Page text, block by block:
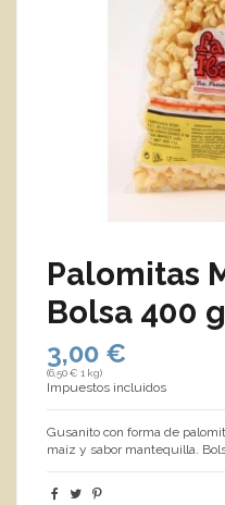
Palomitas
Bolsa 400
3,00 €
(6,50 € 1 kg)
Impuestos incluidos
Gusanito con forma de
maíz y sabor mantequilla.